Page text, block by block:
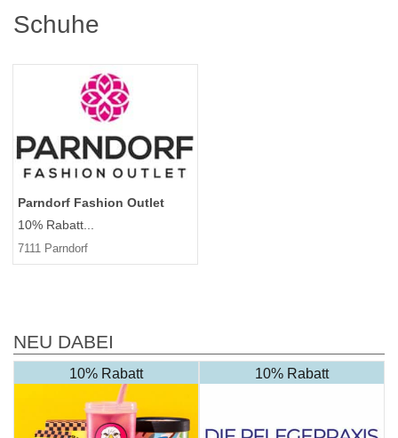
Schuhe
Parndorf Fashion Outlet
10% Rabatt...
7111 Parndorf
NEU DABEI
10% Rabatt 10% Rabatt